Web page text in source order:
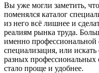
Вы уже могли заметить,
поменялся каталог
из него всё лишнее и
реалиям рынка труда.
именно
специализация, или
разных профессиональных
стало проще и удобнее.